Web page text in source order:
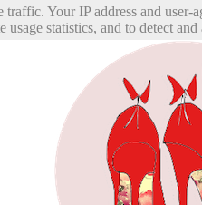
Your IP address and
usage statistics, and to detect and